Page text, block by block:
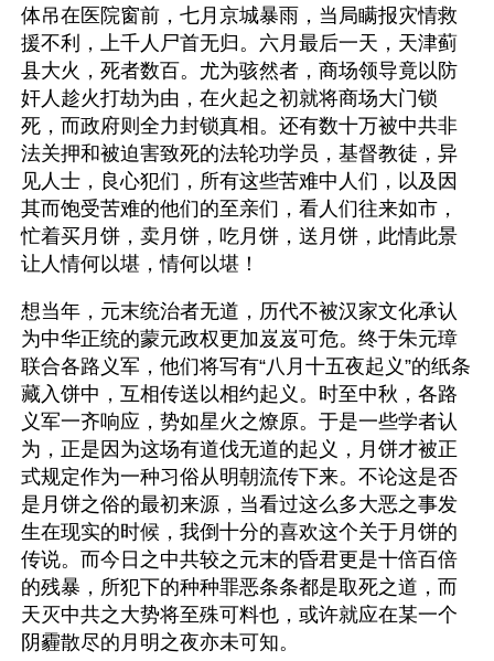
体吊在医院窗前，七月京城暴雨，当局瞒报灾情救
援不利，上千人尸首无归。六月最后一天，天津蓟
县大火，死者数百。尤为骇然者，商场领导竟以防
奸人趁火打劫为由，在火起之初就将商场大门锁
死，而政府则全力封锁真相。还有数十万被中共非
法关押和被迫害致死的法轮功学员，基督教徒，异
见人士，良心犯们，所有这些苦难中人们，以及因
其而饱受苦难的他们的至亲们，看人们往来如市，
忙着买月饼，卖月饼，吃月饼，送月饼，此情此景
让人情何以堪，情何以堪！
想当年，元末统治者无道，历代不被汉家文化承认
为中华正统的蒙元政权更加岌岌可危。终于朱元璋
联合各路义军，他们将写有“八月十五夜起义”的纸条
藏入饼中，互相传送以相约起义。时至中秋，各路
义军一齐响应，势如星火之燎原。于是一些学者认
为，正是因为这场有道伐无道的起义，月饼才被正
式规定作为一种习俗从明朝流传下来。不论这是否
是月饼之俗的最初来源，当看过这么多大恶之事发
生在现实的时候，我倒十分的喜欢这个关于月饼的
传说。而今日之中共较之元末的昏君更是十倍百倍
的残暴，所犯下的种种罪恶条条都是取死之道，而
天灭中共之大势将至殊可料也，或许就应在某一个